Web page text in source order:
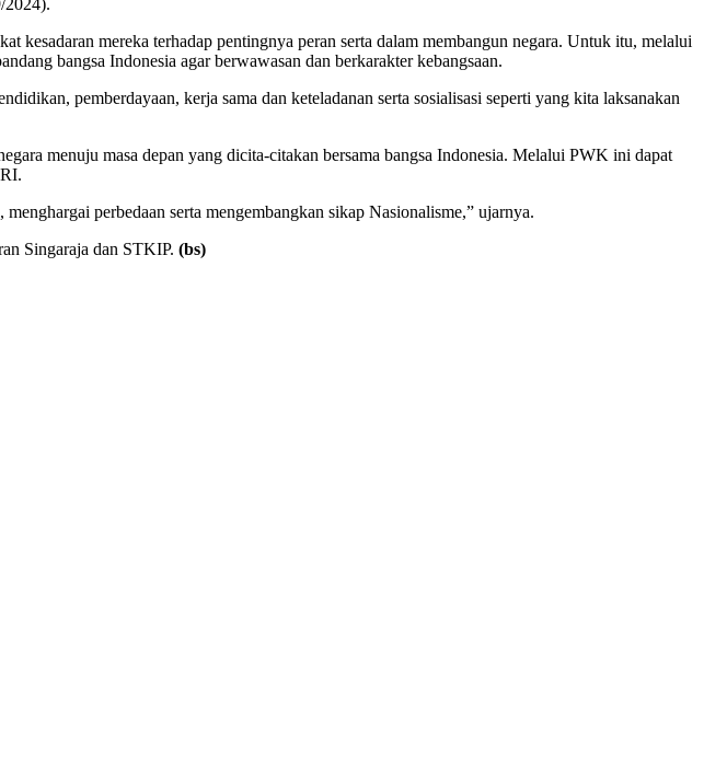
mereka terhadap pentingnya peran serta dalam membangun negara. Untuk itu, melalui
bangsa Indonesia agar berwawasan dan berkarakter kebangsaan.
pemberdayaan, kerja sama dan keteladanan serta sosialisasi seperti yang kita laksanakan
menuju masa depan yang dicita-citakan bersama bangsa Indonesia. Melalui PWK ini dapat
perbedaan serta mengembangkan sikap Nasionalisme,” ujarnya.
Singaraja dan STKIP. (bs)